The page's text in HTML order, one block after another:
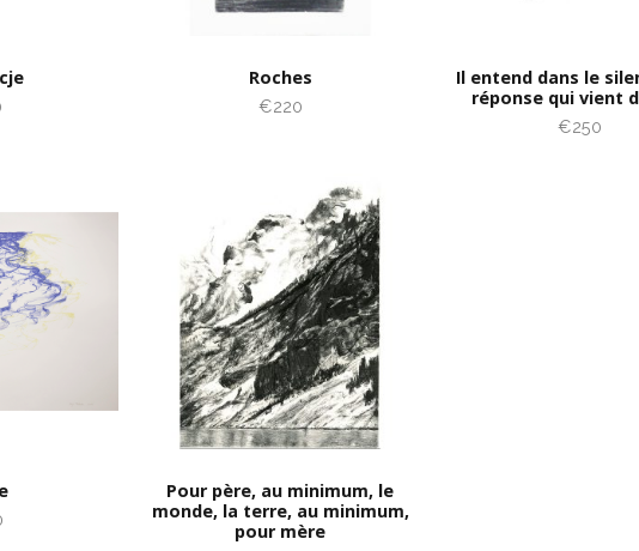
Roches
€220
Il entend dans le
réponse qui vient
€250
Pour père, au minimum, le
monde, la terre, au minimum,
pour mère